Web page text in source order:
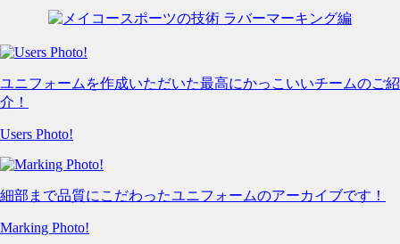
ユニフォームを作成いただいた最高にかっこいいチームのご紹
介！
Users Photo!
細部まで品質にこだわったユニフォームのアーカイブです！
Marking Photo!